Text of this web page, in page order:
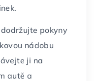
pokyny
nádobu
ji na
autě a